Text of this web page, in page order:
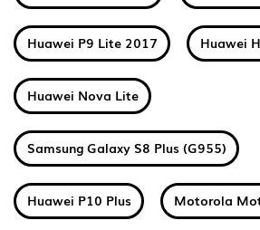
Huawei P9 Lite 2017 Huawei
Huawei Nova Lite
Samsung Galaxy S8 Plus (G955)
Huawei P10 Plus Motorola